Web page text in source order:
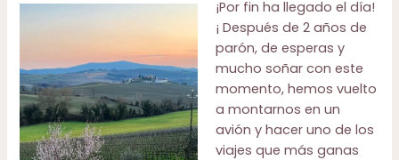
¡Por fin ha llegado el día!
¡ Después de 2 años de
parón, de esperas y
mucho soñar con este
momento, hemos vuelto
a montarnos en un
avión y hacer uno de los
viajes que más ganas